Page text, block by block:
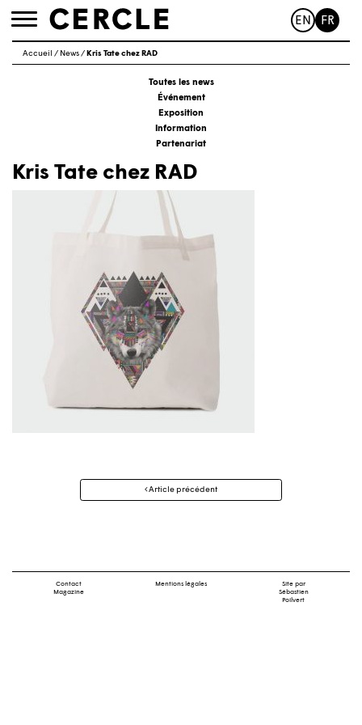
Toggle
EN FR
Accueil / News/ Kris Tate chez RAD
Toutes les news
Événement
Exposition
Information
Partenariat
Kris Tate chez RAD
Navigation
Article précédent
Contact
Magazine
Mentions légales
Site par
Sébastien
Poilvert